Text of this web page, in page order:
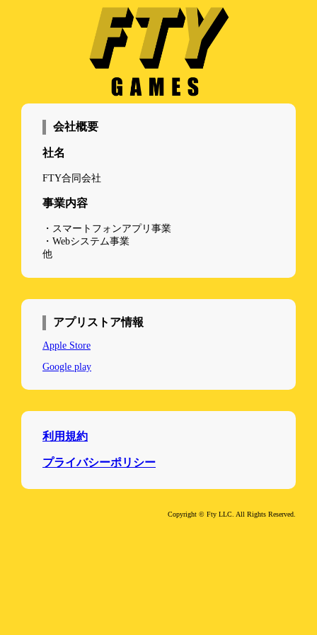
会社概要
社名
FTY合同会社
事業内容
・スマートフォンアプリ事業
・Webシステム事業
他
アプリストア情報
Apple Store
Google play
利用規約
プライバシーポリシー
Copyright © Fty LLC. All Rights Reserved.